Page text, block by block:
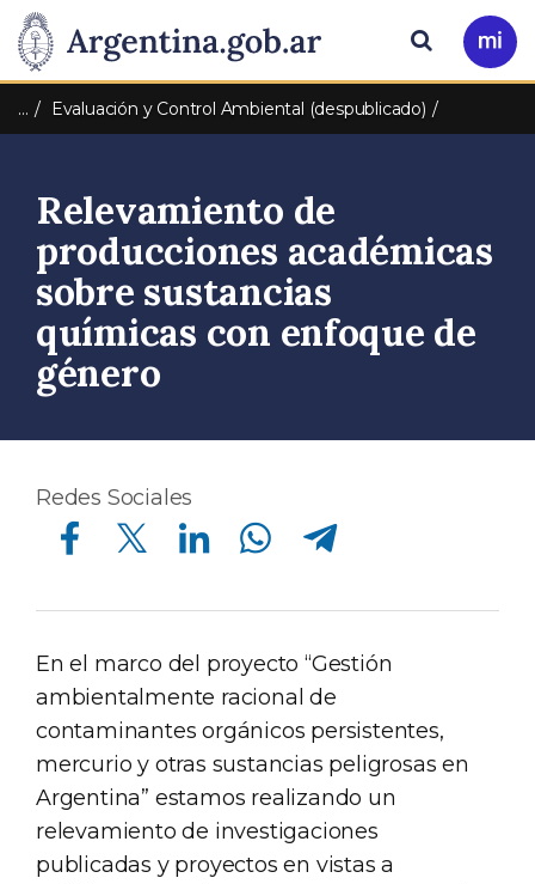
Presidencia
de
Nación
Pasar al contenido principal
Ir
a
Buscar
… Evaluación y Control Ambiental (despublicado)
Relevamiento de
producciones académicas
sobre sustancias
químicas con enfoque de
género
Redes Sociales
Compartir en Facebook Compartir en Twitter Compartir en Linkedin Compartir en Whatsapp Compartir en Telegram
En el marco del proyecto “Gestión
ambientalmente racional de
contaminantes orgánicos persistentes,
mercurio y otras sustancias peligrosas en
Argentina” estamos realizando un
relevamiento de investigaciones
publicadas y proyectos en vistas a